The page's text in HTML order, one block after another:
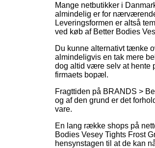
Mange netbutikker i
almindelig er for
Leveringsformen er altså
ved køb af Better Bodies
Du kunne alternativt tænke
almindeligvis en tak mere
dog altid være selv at hente
firmaets bopæl.
Fragttiden på BRANDS >
og af den grund er det
vare.
En lang række shops på
Bodies Vesey Tights Frost
hensynstagen til at de kan